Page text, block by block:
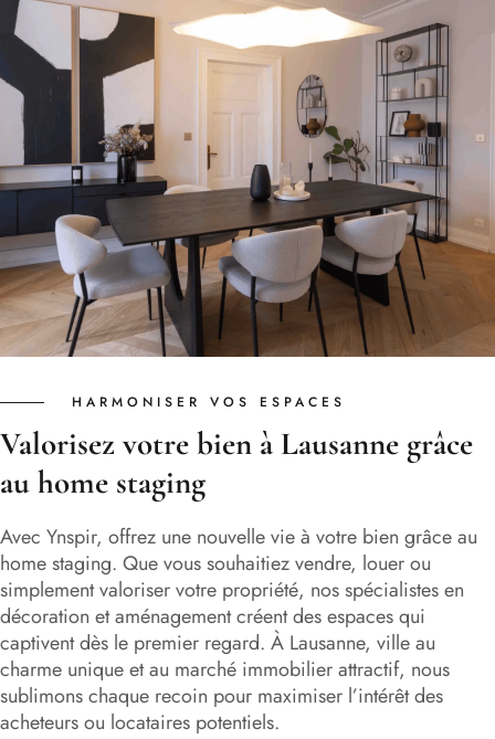
HARMONISER VOS ESPACES
Valorisez votre bien à Lausanne grâce
au home staging
Avec Ynspir, offrez une nouvelle vie à votre bien grâce au
home staging. Que vous souhaitiez vendre, louer ou
simplement valoriser votre propriété, nos spécialistes en
décoration et aménagement créent des espaces qui
captivent dès le premier regard. À Lausanne, ville au
charme unique et au marché immobilier attractif, nous
sublimons chaque recoin pour maximiser l’intérêt des
acheteurs ou locataires potentiels.